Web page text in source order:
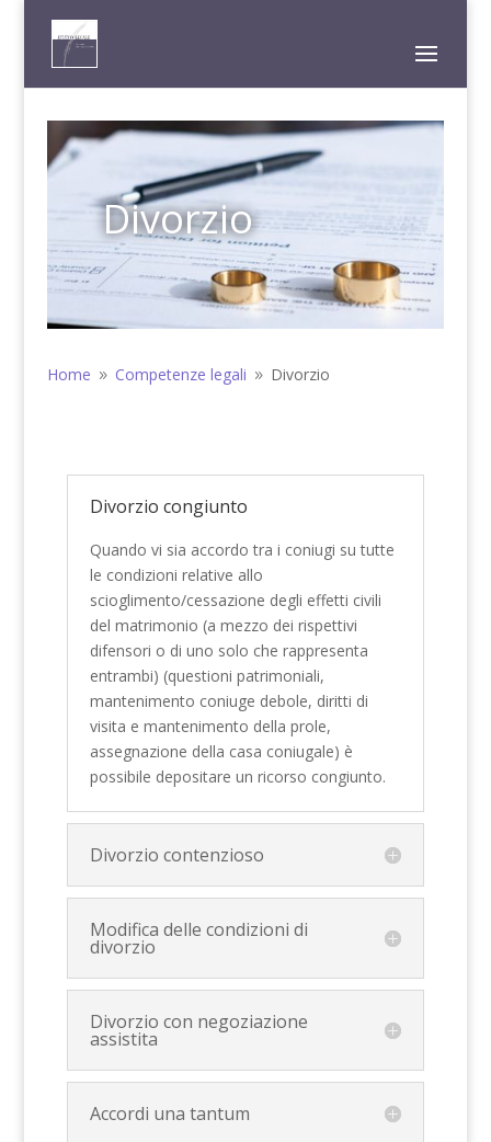
Divorzio
Home 9 Competenze legali 9 Divorzio
Divorzio congiunto
Quando vi sia accordo tra i coniugi su tutte
le condizioni relative allo
scioglimento/cessazione degli effetti civili
del matrimonio (a mezzo dei rispettivi
difensori o di uno solo che rappresenta
entrambi) (questioni patrimoniali,
mantenimento coniuge debole, diritti di
visita e mantenimento della prole,
assegnazione della casa coniugale) è
possibile depositare un ricorso congiunto.
Divorzio contenzioso
Modifica delle condizioni di
divorzio
Divorzio con negoziazione
assistita
Accordi una tantum